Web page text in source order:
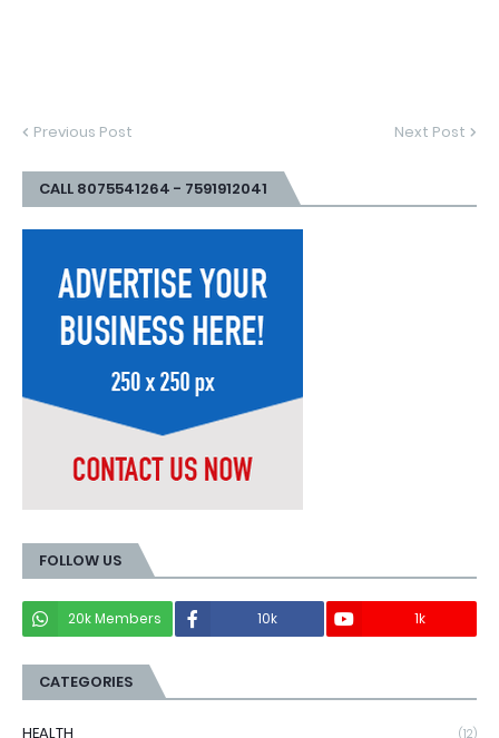
Previous Post Next Post
CALL 8075541264 - 7591912041
FOLLOW US
20k Members 10k 1k
CATEGORIES
HEALTH (12)